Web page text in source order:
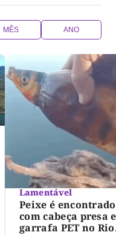
MÊS ANO
Lamentável
Peixe é encontrado
com cabeça presa
garrafa PET no Rio